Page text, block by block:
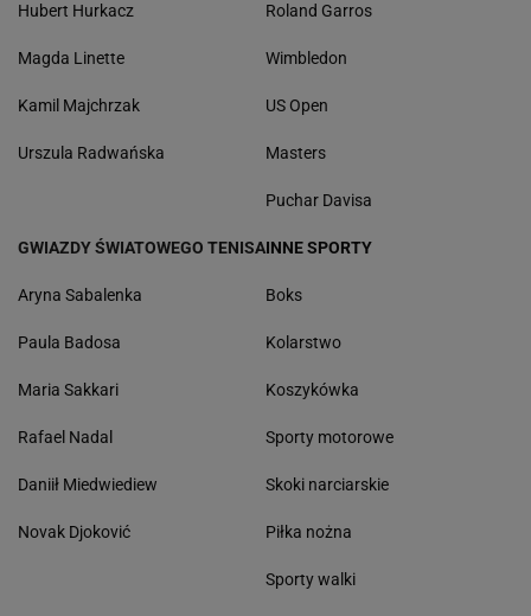
Hubert Hurkacz
Magda Linette
Kamil Majchrzak
Urszula Radwańska
Roland Garros
Wimbledon
US Open
Masters
Puchar Davisa
GWIAZDY ŚWIATOWEGO TENISA
Aryna Sabalenka
Paula Badosa
Maria Sakkari
Rafael Nadal
Daniił Miedwiediew
Novak Djoković
INNE SPORTY
Boks
Kolarstwo
Koszykówka
Sporty motorowe
Skoki narciarskie
Piłka nożna
Sporty walki